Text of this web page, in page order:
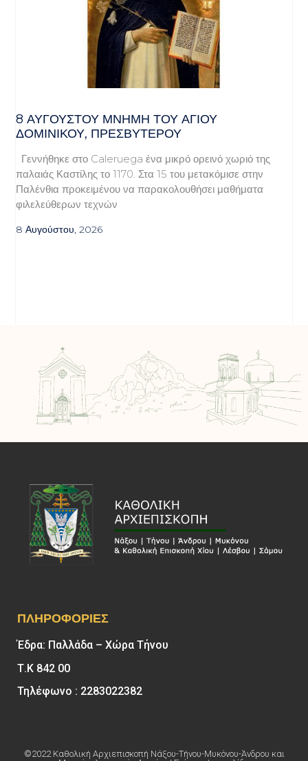
8 ΑΥΓΟΥΣΤΟΥ ΜΝΗΜΗ ΤΟΥ ΑΓΙΟΥ
ΔΟΜΙΝΙΚΟΥ, ΠΡΕΣΒΥΤΕΡΟΥ
Γεννήθηκε στο Caleruega ένα μικρό ορεινό χωριό της
παλαιάς Καστίλης το 1170. Στα 15 του μετακόμισε στην
Παλένθια προκειμένου να παρακολουθήσει μαθήματα
φιλελεύθερων τεχνών
8 Αυγούστου, 2026
ΠΛΗΡΟΦΟΡΊΕΣ
Έδρα: Παλλάδα – Χώρα Τήνου
Τ.Κ 842 00
Τηλέφωνο : 2283022382
©2022 Καθολική Αρχιεπισκοπή Νάξου-Τήνου-Μυκόνου-Άνδρου και